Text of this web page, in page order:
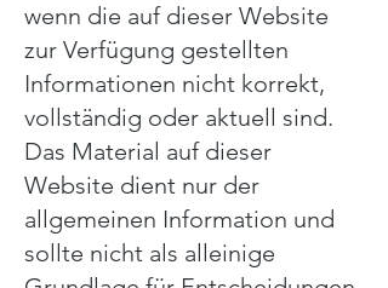
wenn die auf dieser Website
zur Verfügung gestellten
Informationen nicht korrekt,
vollständig oder aktuell sind.
Das Material auf dieser
Website dient nur der
allgemeinen Information und
sollte nicht als alleinige